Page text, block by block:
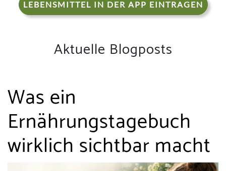
LEBENSMITTEL IN DER APP EINTRAGEN
Aktuelle Blogposts
Was ein
Ernährungstagebuch
wirklich sichtbar macht